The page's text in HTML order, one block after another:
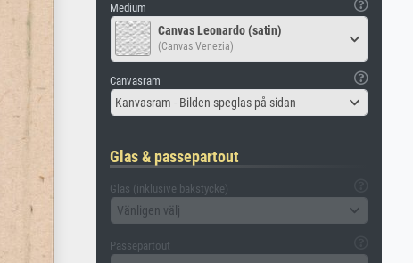
Medium
Canvas Leonardo (satin)
(Canvas Venezia)
Canvasram
Kanvasram - Bilden speglas på sidan
Glas & passepartout
Glas (inklusive bakstycke)
Vänligen välj
Passepartout